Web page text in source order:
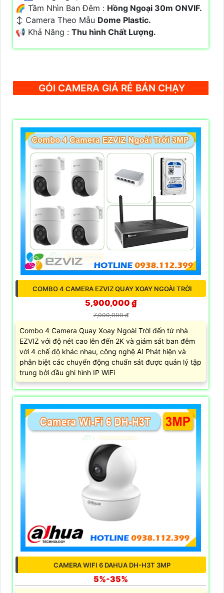
🌈 Tầm Nhìn Ban Đêm : Hồng Ngoại 30m ONVIF.
↕️ Camera Theo Mẫu Dome Plastic.
️📢 Khả Năng : Thu hình Chất Lượng.
GÓI CAMERA GIÁ RẺ BÁN CHẠY
COMBO 4 CAMERA EZVIZ QUAY XOAY NGOÀI TRỜI
5,900,000 ₫
7,000,000 ₫
Combo 4 Camera Quay Xoay Ngoài Trời đến từ nhà
EZVIZ với độ nét cao lên đến 2K và giám sát ban đêm
với 4 chế độ khác nhau, công nghệ AI Phát hiện và
phân biệt các chuyển động chuẩn sát được quản lý tập
trung bởi đầu ghi hình IP WiFi
CAMERA WIFI 6 DAHUA DH-H3T 3MP
5%-35%